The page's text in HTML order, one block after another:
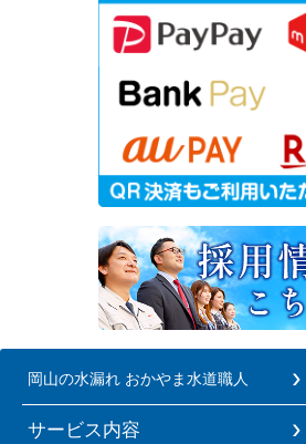
岡山の水漏れ おかやま水道職人
サービス内容